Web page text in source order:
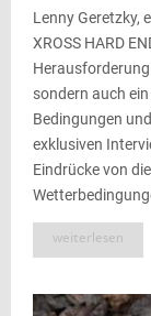
Lenny Geretzky,
XROSS HARD
sondern auch
Bedingungen
exklusiven
Eindrücke von
weiterlesen